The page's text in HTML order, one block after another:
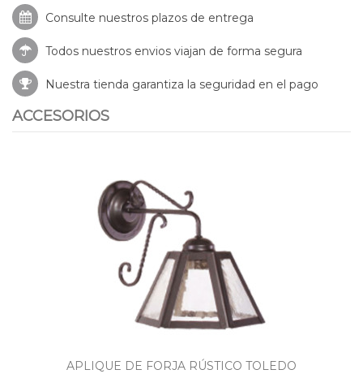
Consulte nuestros plazos de entrega
Todos nuestros envios viajan de forma segura
Nuestra tienda garantiza la seguridad en el pago
ACCESORIOS
APLIQUE DE FORJA RÚSTICO TOLEDO